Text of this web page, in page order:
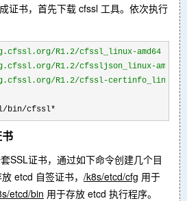
证书，首先下载 cfssl 工具。依次执行
R1.2/cfssl_linux-amd64 -
R1.2/cfssljson_linux-
R1.2/cfssl-certinfo_linux-
bin/cfssl*
SSL证书，通过如下命令创建几个目
etcd 自签证书， /k8s/etcd/cfg 用于
etcd/bin 用于存放 etcd 执行程序。